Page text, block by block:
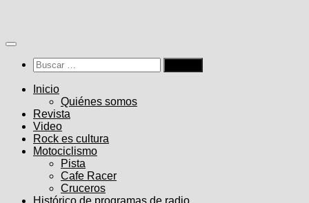
contenido
Buscar:
Inicio
Quiénes somos
Revista
Video
Rock es cultura
Motociclismo
Pista
Cafe Racer
Cruceros
Histórico de programas de radio